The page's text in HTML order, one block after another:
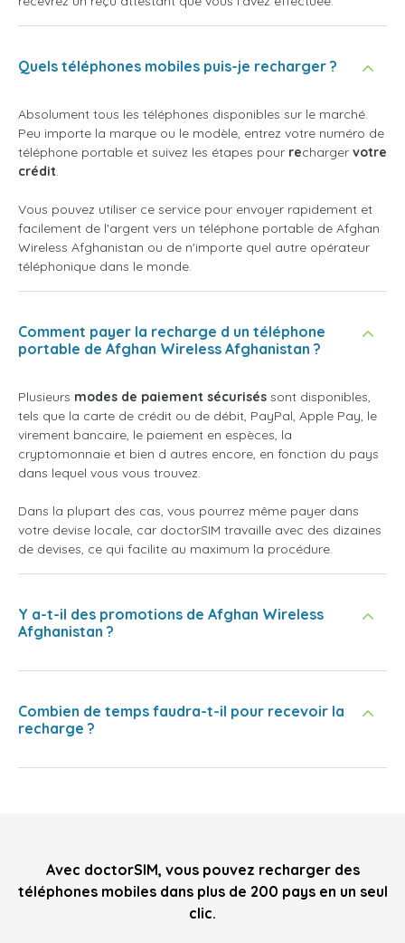
Quels téléphones mobiles puis-je recharger ?
Absolument tous les téléphones disponibles sur le marché.
Peu importe la marque ou le modèle, entrez votre numéro de
téléphone portable et suivez les étapes pour recharger votre
crédit.
Vous pouvez utiliser ce service pour envoyer rapidement et
facilement de l'argent vers un téléphone portable de Afghan
Wireless Afghanistan ou de n'importe quel autre opérateur
téléphonique dans le monde.
Comment payer la recharge d un téléphone
portable de Afghan Wireless Afghanistan ?
Plusieurs modes de paiement sécurisés sont disponibles,
tels que la carte de crédit ou de débit, PayPal, Apple Pay, le
virement bancaire, le paiement en espèces, la
cryptomonnaie et bien d autres encore, en fonction du pays
dans lequel vous vous trouvez.
Dans la plupart des cas, vous pourrez même payer dans
votre devise locale, car doctorSIM travaille avec des dizaines
de devises, ce qui facilite au maximum la procédure.
Y a-t-il des promotions de Afghan Wireless
Afghanistan ?
Combien de temps faudra-t-il pour recevoir la
recharge ?
Avec doctorSIM, vous pouvez recharger des
téléphones mobiles dans plus de 200 pays en un seul
clic.